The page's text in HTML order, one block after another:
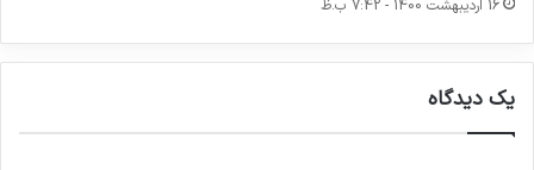
لورم ایپسوم متن ساختگی با تولید سادگی نامفهوم
از صنعت چاپ و با استفاده از طراحان گرافیک است.
16 اردیبهشت 1400 - 7:42 ب.ظ
یک دیدگاه